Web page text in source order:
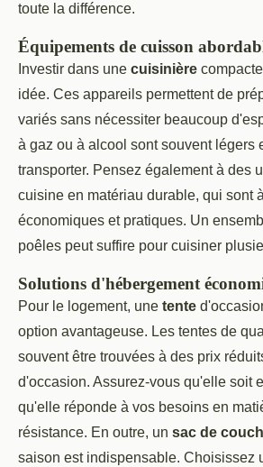
toute la différence.
Équipements de cuisson
Investir dans une cuisinière
idée. Ces appareils permettent de
variés sans nécessiter beaucoup
à gaz ou à alcool sont souvent légers
transporter. Pensez également à des
cuisine en matériau durable, qui sont
économiques et pratiques. Un
poêles peut suffire pour cuisiner
Solutions d'hébergement
Pour le logement, une tente
option avantageuse. Les tentes de
souvent être trouvées à des prix
d'occasion. Assurez-vous qu'elle soit
qu'elle réponde à vos besoins en
résistance. En outre, un sac de
saison est indispensable. Choisissez